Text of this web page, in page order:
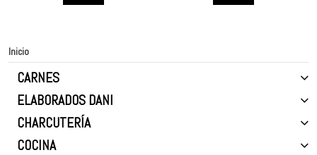
Inicio
CARNES
ELABORADOS DANI
CHARCUTERÍA
COCINA